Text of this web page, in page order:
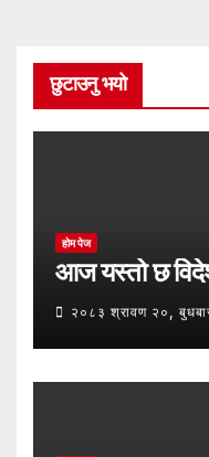
छुटाउनु भयो
होम पेज
आज यस्तो छ
२०८३ श्रावण २०,